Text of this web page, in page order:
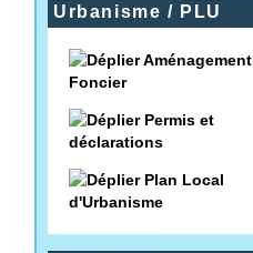
Urbanisme / PLU
Aménagement
Foncier
Permis et
déclarations
Plan Local
d'Urbanisme